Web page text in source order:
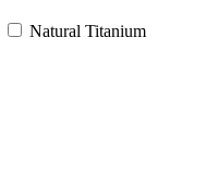
Natural Titanium